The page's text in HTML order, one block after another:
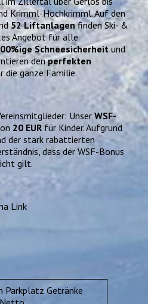
Krimml-Hochkrimml. Auf den
52 Liftanlagenfinden Ski- &
Angebot für alle
Schneesicherheitund
denperfekten
die ganze Familie.
Unser WSF-
20 EUR für Kinder. Aufgrund
der stark rabattierten
dass der WSF-Bonus
gilt.
Link
Parkplatz Getränke